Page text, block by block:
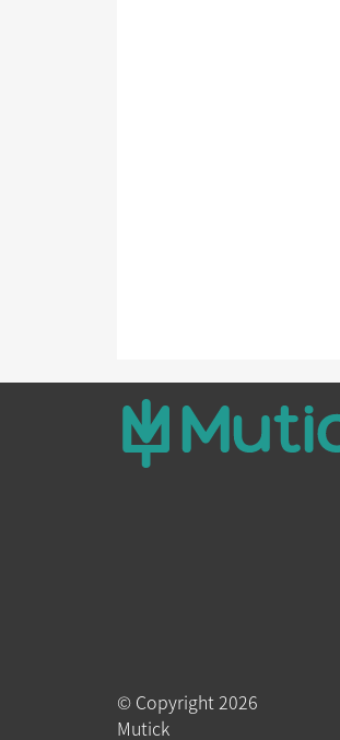
© Copyright 2026
Mutick